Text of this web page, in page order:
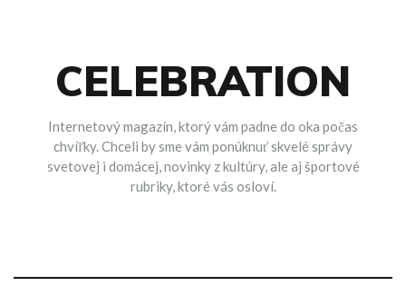
CELEBRATION
Internetový magazín, ktorý vám padne do oka počas
chvíľky. Chceli by sme vám ponúknuť skvelé správy
svetovej i domácej, novinky z kultúry, ale aj športové
rubriky, ktoré vás osloví.